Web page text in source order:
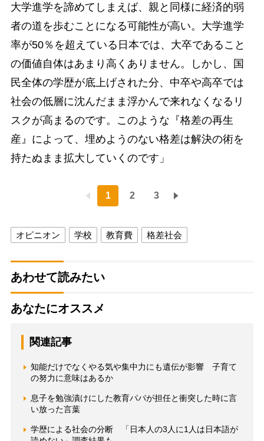
大学進学を諦めてしまえば、親と同様に経済的弱
者の道を歩むことになる可能性が高い。大学進学
率が50％を超えている日本では、大卒であること
の価値自体はあまり高くありません。しかし、国
民全体の学歴が底上げされた分、中卒や高卒では
社会の低層に沈んだまま浮かんで来れなくなるリ
スクが高まるのです。このような『格差の再生
産』によって、埋めようのない格差は解決の術を
持たぬまま拡大していくのです」
1 2 3
オピニオン 学校 教育費 格差社会
あわせて読みたい
あなたにオススメ
関連記事
知能だけでなくやる気や集中力にも遺伝が影響 子育て
の努力に意味はあるか
息子を勉強漬けにした教育パパが担任と衝突した時に言
い放った言葉
学歴による社会の分断 「日本人の3人に1人は日本語が